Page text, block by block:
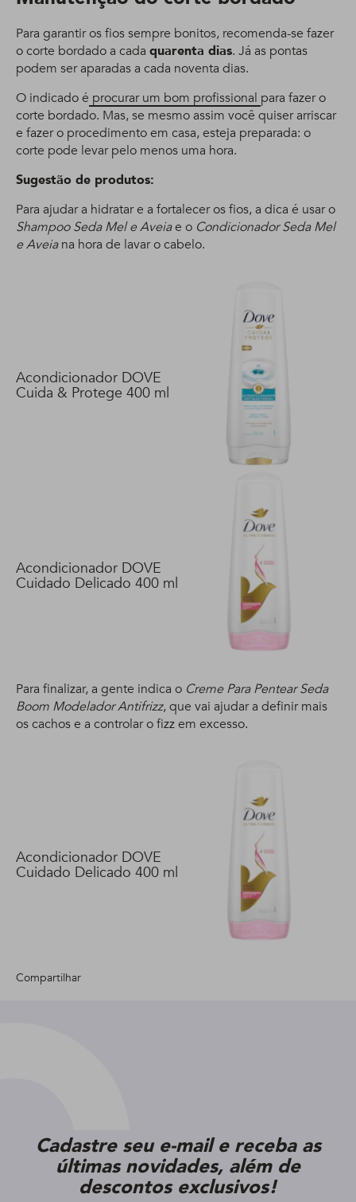
Para garantir os fios sempre bonitos, recomenda-se fazer
o corte bordado a cada quarenta dias. Já as pontas
podem ser aparadas a cada noventa dias.
O indicado é procurar um bom profissional para fazer o
corte bordado. Mas, se mesmo assim você quiser arriscar
e fazer o procedimento em casa, esteja preparada: o
corte pode levar pelo menos uma hora.
Sugestão de produtos:
Para ajudar a hidratar e a fortalecer os fios, a dica é usar o
Shampoo Seda Mel e Aveiae o Condicionador Seda Mel
e Aveiana hora de lavar o cabelo.
Acondicionador DOVE
Cuida & Protege 400 ml
Acondicionador DOVE
Cuidado Delicado 400 ml
Para finalizar, a gente indica o Creme Para Pentear Seda
Boom Modelador Antifrizz, que vai ajudar a definir mais
os cachos e a controlar o fizz em excesso.
Acondicionador DOVE
Cuidado Delicado 400 ml
Compartilhar
Cadastre seu e-mail e receba as
últimas novidades, além de
descontos exclusivos!